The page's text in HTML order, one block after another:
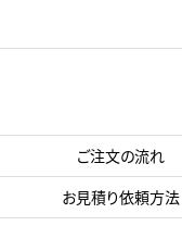
ご注文の流れ
お見積り依頼方法